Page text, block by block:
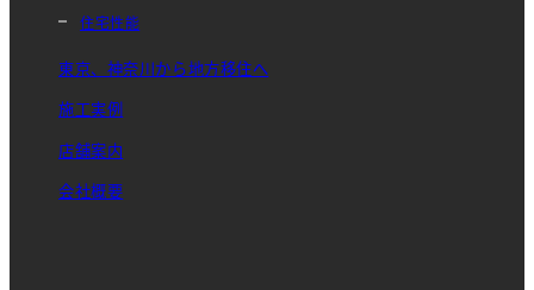
住宅性能
東京、神奈川から地方移住へ
施工実例
店舗案内
会社概要